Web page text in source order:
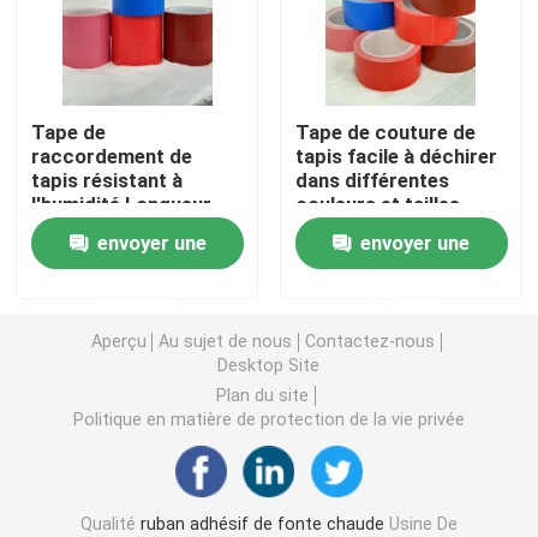
double bande dégrossie de mousse
Ruban adhésif de libération de bout droit
Blocs chauds de fonte
Plat flexographique montant des bandes
Ruban de transfert adhésif
Ruban adhésif démontable
Tape de
raccordement de
tapis résistant à
l'humidité Longueur
personnalisable
(1020/1240mm-
320um)
envoyer une
Tape de couture de
tapis facile à déchirer
dans différentes
couleurs et tailles
1020/1240 mm
envoyer une
Aperçu Au sujet de nous
Contactez-nous
Desktop Site
Plan du site
Politique en matière de protection de la vie privée
Qualité ruban adhésif de fonte chaude Usine De